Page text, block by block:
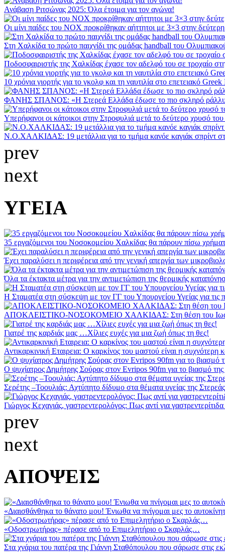
Ανάβαση Ριτσώνας 2025: Όλα έτοιμα για τον αγώνα!
Οι μίνι παίδες του ΝΟΧ προκρίθηκαν αήττητοι με 3×3 στην
Στη Χαλκίδα το πρώτο παιχνίδι της ομάδας handball του
Ποδοσφαιριστής της Χαλκίδας έχασε τον αδελφό του σε τροχαίο
10 χρόνια γιορτής για το γκολφ και τη ναυτιλία στο επετειακό
ΦΑΝΗΣ ΣΠΑΝΟΣ: «Η Στερεά Ελλάδα έδωσε το πιο σκληρό ράλλυ
Υπερήφανοι οι κάτοικοι στην Στροφυλιά μετά το δεύτερο χρυσό
Ν.Ο.ΧΑΛΚΙΔΑΣ: 19 μετάλλια για το τμήμα κανόε καγιάκ σπρίντ
prev
next
ΥΓΕΙΑ
35 εργαζόμενοι του Νοσοκομείου Χαλκίδας θα πάρουν πίσω
Έχει παραλύσει η περιφέρεια από την γενική απεργία των
Όλα τα έκτακτα μέτρα για την αντιμετώπιση της θερμικής
Η Σταματέα στη σύσκεψη με τον ΓΓ του Υπουργείου Υγείας για τις
ΑΠΟΚΛΕΙΣΤΙΚΟ-ΝΟΣΟΚΟΜΕΙΟ ΧΑΛΚΙΔΑΣ: Στη θέση του
Γιατρέ της καρδιάς μας …Xίλιες ευχές για μια ζωή όπως τη θες!
Αντικαρκινική Εταιρεια: Ο καρκίνος του μαστού είναι η συχνότερη
Ο ψυχίατρος Δημήτρης Σούρας στον Evripos 90fm για το βιασμό
Σερέτης –Τοουλιάς: Αχτύπητο δίδυμο στα θέματα υγείας της Στερεάς
Γιώργος Κεχαγιάς, γαστρεντερολόγος: Πως αντί για
prev
next
ΑΠΟΨΕΙΣ
«Διαισθάνθηκα το θάνατο μου! Ένιωθα να πνίγομαι μες το
«Οδοστρωτήρας» πέρασε από το Επιμελητήριο ο Σκαρλάς…
Στα χνάρια του πατέρα της Γιάννη Σταθόπουλου που σάρωσε στις